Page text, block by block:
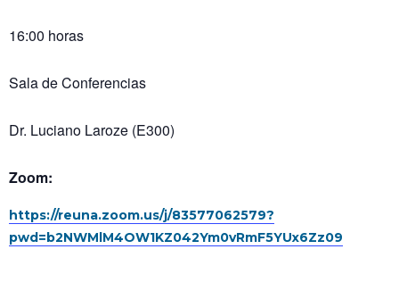
16:00 horas
Sala de Conferencias
Dr. Luciano Laroze (E300)
Zoom:
https://reuna.zoom.us/j/83577062579?
pwd=b2NWMlM4OW1KZ042Ym0vRmF5YUx6Zz09